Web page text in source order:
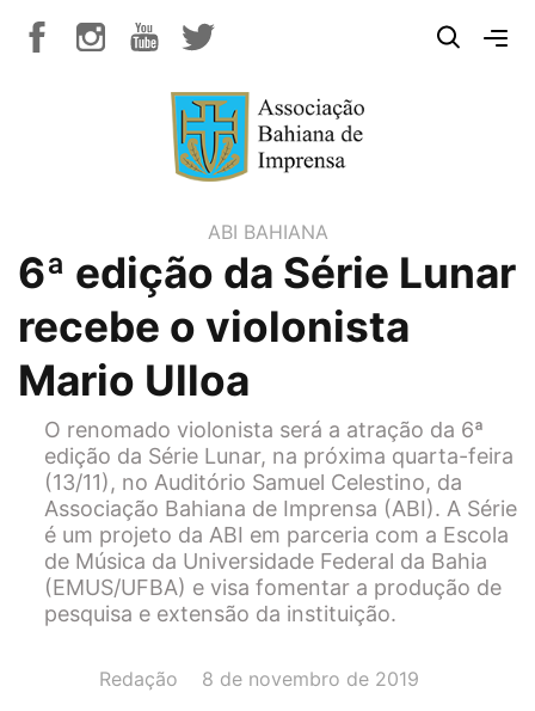
ABI BAHIANA
6ª edição da Série Lunar
recebe o violonista
Mario Ulloa
O renomado violonista será a atração da 6ª
edição da Série Lunar, na próxima quarta-feira
(13/11), no Auditório Samuel Celestino, da
Associação Bahiana de Imprensa (ABI). A Série
é um projeto da ABI em parceria com a Escola
de Música da Universidade Federal da Bahia
(EMUS/UFBA) e visa fomentar a produção de
pesquisa e extensão da instituição.
AUTOR(A):
Redação DATA:
8 de novembro de 2019